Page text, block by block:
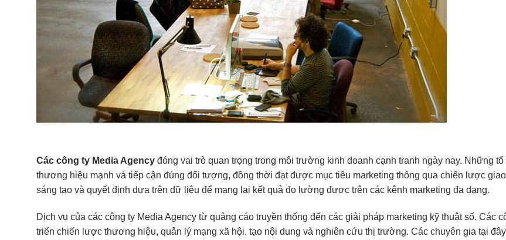
Các công ty Media Agency đóng vai trò quan trọng trong môi trường kinh doanh cạnh tranh ngày nay. Những
thương hiệu mạnh và tiếp cận đúng đối tượng, đồng thời đạt được mục tiêu marketing thông qua chiến lược
sáng tạo và quyết định dựa trên dữ liệu để mang lại kết quả đo lường được trên các kênh marketing đa dạng.
Dịch vụ của các công ty Media Agency từ quảng cáo truyền thống đến các giải pháp marketing kỹ thuật số. Các
triển chiến lược thương hiệu, quản lý mạng xã hội, tạo nội dung và nghiên cứu thị trường. Các chuyên gia tại